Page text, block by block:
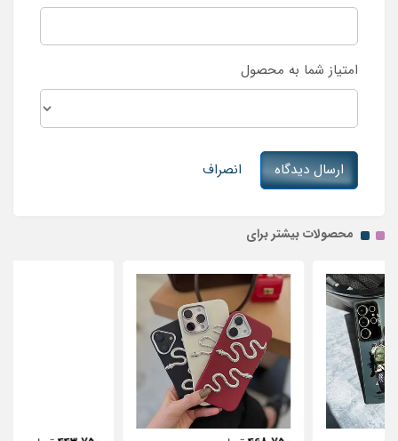
امتیاز شما به محصول
ارسال دیدگاه انصراف
محصولات بیشتر برای